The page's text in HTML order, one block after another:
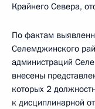
Крайнего Севера,
По фактам
Селемджинского
администраций
внесены
которых 2
к дисциплинарной